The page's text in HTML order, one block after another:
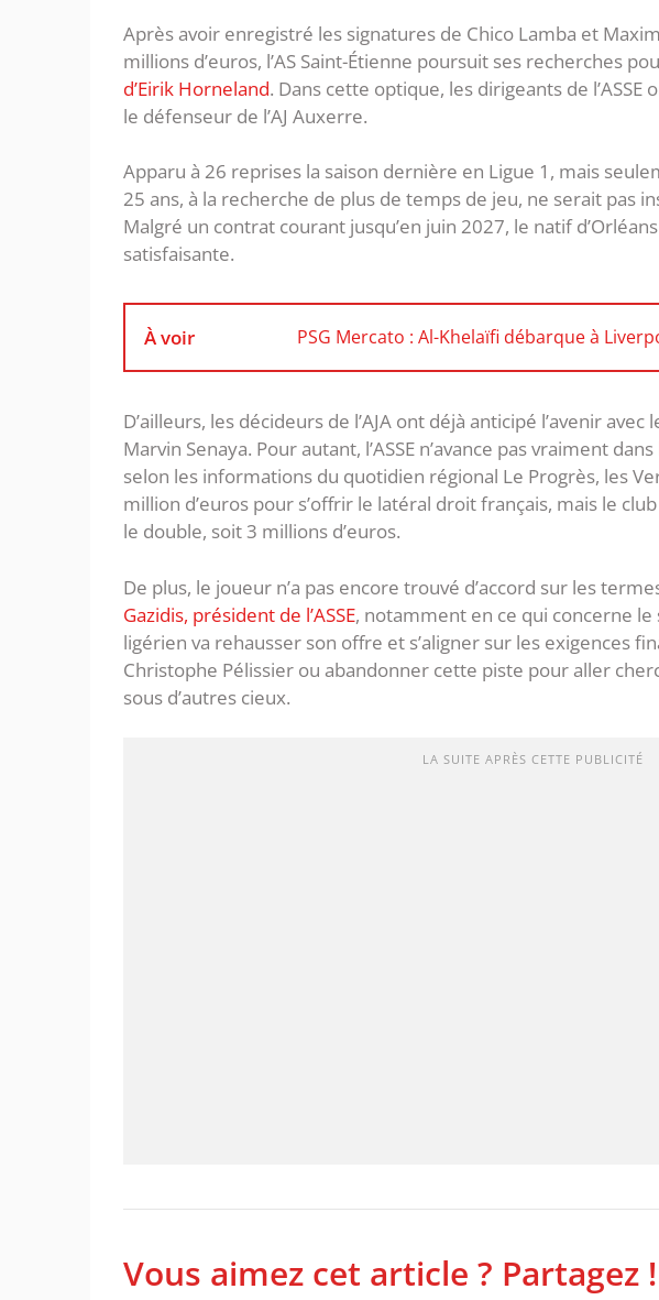
Après avoir enregistré les signatures de Chico Lamba et
millions d’euros, l’AS Saint-Étienne poursuit ses recherches
d’Eirik Horneland. Dans cette optique, les dirigeants de l’ASSE
le défenseur de l’AJ Auxerre.
Apparu à 26 reprises la saison dernière en Ligue 1, mais
25 ans, à la recherche de plus de temps de jeu, ne serait pas
Malgré un contrat courant jusqu’en juin 2027, le natif
satisfaisante.
À voir PSG Mercato : Al-Khelaïfi débarque à
D’ailleurs, les décideurs de l’AJA ont déjà anticipé l’avenir
Marvin Senaya. Pour autant, l’ASSE n’avance pas vraiment dans
selon les informations du quotidien régional Le Progrès, les
million d’euros pour s’offrir le latéral droit français, mais le
le double, soit 3 millions d’euros.
De plus, le joueur n’a pas encore trouvé d’accord sur les
Gazidis, président de l’ASSE, notamment en ce qui concerne le
ligérien va rehausser son offre et s’aligner sur les exigences
Christophe Pélissier ou abandonner cette piste pour aller
sous d’autres cieux.
LA SUITE APRÈS CETTE PUBLICITÉ
Vous aimez cet article ? Partagez !